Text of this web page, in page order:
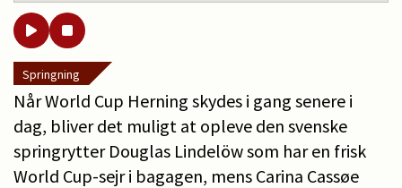
Springning
Når World Cup Herning skydes i gang senere i
dag, bliver det muligt at opleve den svenske
springrytter Douglas Lindelöw som har en frisk
World Cup-sejr i bagagen, mens Carina Cassøe